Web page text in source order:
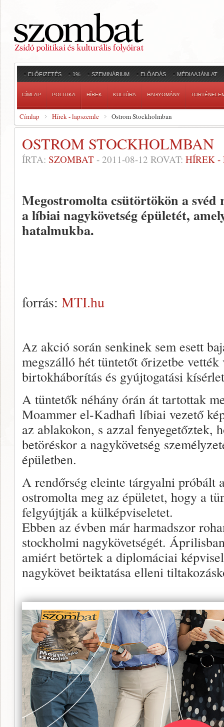
ELŐFIZETÉS 1% SZEMINÁRIUM ELŐADÁS MÉDIAAJÁNLAT
CÍMLAP POLITIKA HÍREK KULTÚRA HAGYOMÁNY
Címlap Hírek - lapszemle Ostrom Stockholmban
OSTROM STOCKHOLMBAN
ÍRTA: SZOMBAT - 2011-08-12 ROVAT: HÍREK -
Megostromolta csütörtökön a svéd
a líbiai nagykövetség épületét,
hatalmukba.
forrás: MTI.hu
Az akció során senkinek sem esett
megszálló hét tüntetőt őrizetbe vették
birtokháborítás és gyújtogatási
A tüntetők néhány órán át tartottak
Moammer el-Kadhafi líbiai vezető
az ablakokon, s azzal fenyegetőztek,
betöréskor a nagykövetség
épületben.
A rendőrség eleinte tárgyalni próbált
ostromolta meg az épületet, hogy a
felgyújtják a külképviseletet.
Ebben az évben már harmadszor
stockholmi nagykövetségét.
amiért betörtek a diplomáciai
nagykövet beiktatása elleni